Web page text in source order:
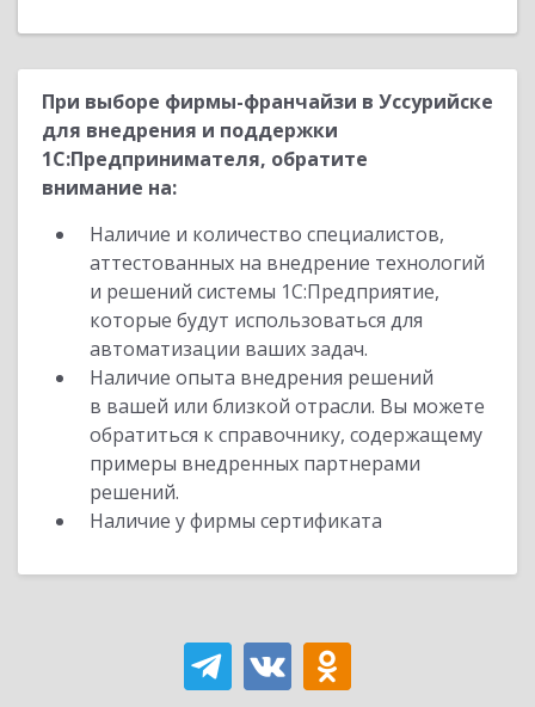
При выборе фирмы-франчайзи в Уссурийске
для внедрения и поддержки
1С:Предпринимателя, обратите
внимание на:
Наличие и количество специалистов,
аттестованных на внедрение технологий
и решений системы 1С:Предприятие,
которые будут использоваться для
автоматизации ваших задач.
Наличие опыта внедрения решений
в вашей или близкой отрасли. Вы можете
обратиться к справочнику, содержащему
примеры внедренных партнерами
решений.
Наличие у фирмы сертификата